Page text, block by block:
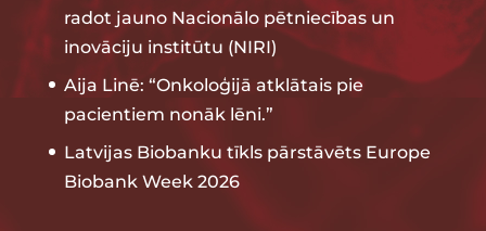
radot jauno Nacionālo pētniecības un
inovāciju institūtu (NIRI)
Aija Linē: “Onkoloģijā atklātais pie
pacientiem nonāk lēni.”
Latvijas Biobanku tīkls pārstāvēts Europe
Biobank Week 2026